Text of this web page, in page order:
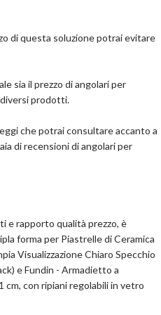
mobili, senza più
ripiani della cucina di
in metallo.
di questa soluzione potrai evitare
sia il prezzo di angolari per
prodotti.
che potrai consultare accanto a
di recensioni di angolari per
e rapporto qualità prezzo, è
forma per Piastrelle di Ceramica
Visualizzazione Chiaro Specchio
e Fundin - Armadietto a
cm, con ripiani regolabili in vetro